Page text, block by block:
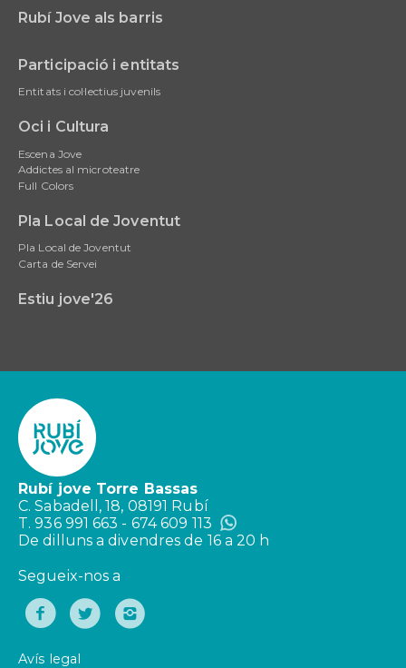
Rubí Jove als barris
Participació i entitats
Entitats i col·lectius juvenils
Oci i Cultura
Escena Jove
Addictes al microteatre
Full Colors
Pla Local de Joventut
Pla Local de Joventut
Carta de Servei
Estiu jove'26
Rubí jove Torre Bassas
C. Sabadell, 18, 08191 Rubí
T. 936 991 663 - 674 609 113
De dilluns a divendres de 16 a 20 h
Segueix-nos a
Avís legal